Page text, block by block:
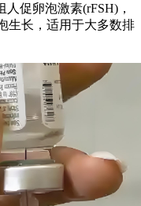
人促卵泡激素(rFSH)，
生长，适用于大多数排